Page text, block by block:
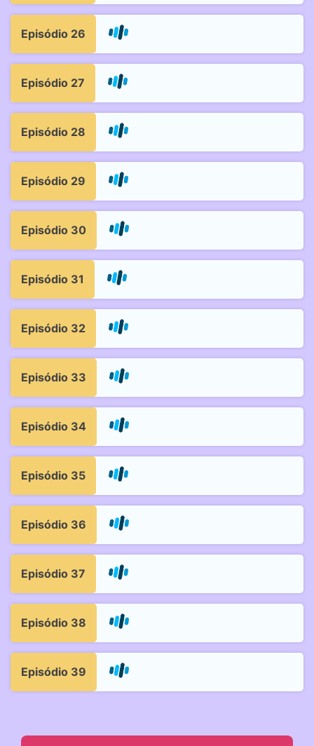
Episódio 26
Episódio 27
Episódio 28
Episódio 29
Episódio 30
Episódio 31
Episódio 32
Episódio 33
Episódio 34
Episódio 35
Episódio 36
Episódio 37
Episódio 38
Episódio 39